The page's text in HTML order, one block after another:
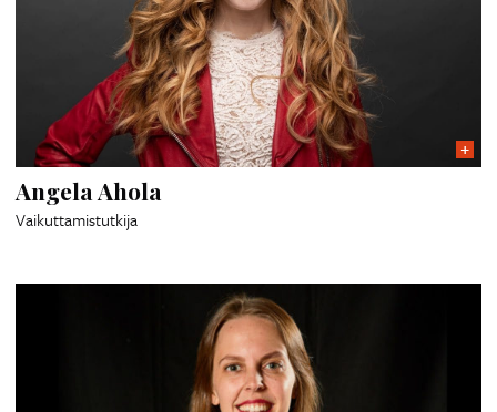
Angela Ahola
Vaikuttamistutkija